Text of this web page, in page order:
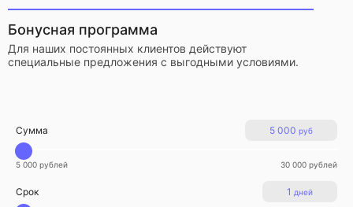
Бонусная программа
Для наших постоянных клиентов действуют
специальные предложения с выгодными условиями.
5 000 руб
Сумма
5 000 рублей 30 000 рублей
1 дней
Срок